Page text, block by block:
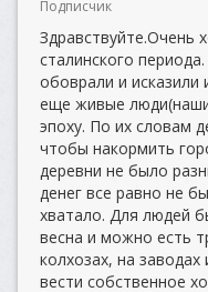
Подписчик
Здравствуйте.Очень
сталинского
обоврали и
еще живые
эпоху. По их словам
чтобы накормить
деревни не было
денег все равно не
хватало. Для людей
весна и можно есть
колхозах, на
вести собственное